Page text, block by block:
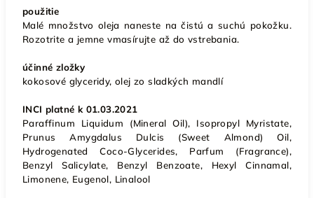
použitie
Malé množstvo oleja naneste na čistú a suchú pokožku.
Rozotrite a jemne vmasírujte až do vstrebania.
účinné zložky
kokosové glyceridy, olej zo sladkých mandlí
INCI platné k 01.03.2021
Paraffinum Liquidum (Mineral Oil), Isopropyl Myristate,
Prunus Amygdalus Dulcis (Sweet Almond) Oil,
Hydrogenated Coco-Glycerides, Parfum (Fragrance),
Benzyl Salicylate, Benzyl Benzoate, Hexyl Cinnamal,
Limonene, Eugenol, Linalool